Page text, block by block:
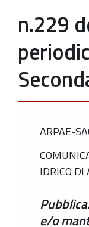
n.229
ARPAE-
IDRICO DI
e/o